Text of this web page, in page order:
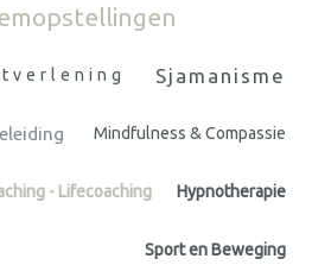
Sjamanisme
Mindfulness & Compassie
- Lifecoaching Hypnotherapie
Sport en Beweging